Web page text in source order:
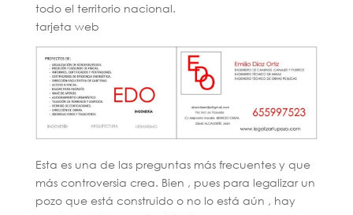
todo el territorio nacional.
tarjeta web
Esta es una de las preguntas más frecuentes y que
más controversia crea. Bien , pues para legalizar un
pozo que está construido o no lo está aún , hay